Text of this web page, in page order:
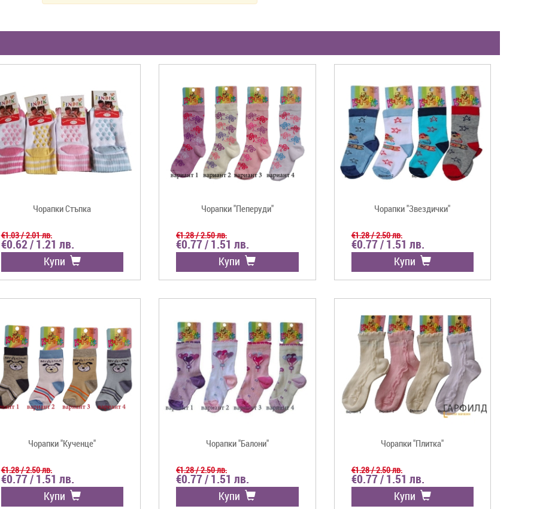
Чорапки Стъпка
€1.03 / 2.01 лв.
€0.62 / 1.21 лв.
Купи
Чорапки "Пеперуди"
€1.28 / 2.50 лв.
€0.77 / 1.51 лв.
Купи
Чорапки "Звездички"
€1.28 / 2.50 лв.
€0.77 / 1.51 лв.
Купи
Чорапки "Кученце"
€1.28 / 2.50 лв.
€0.77 / 1.51 лв.
Купи
Чорапки "Балони"
€1.28 / 2.50 лв.
€0.77 / 1.51 лв.
Купи
Чорапки "Плитка"
€1.28 / 2.50 лв.
€0.77 / 1.51 лв.
Купи